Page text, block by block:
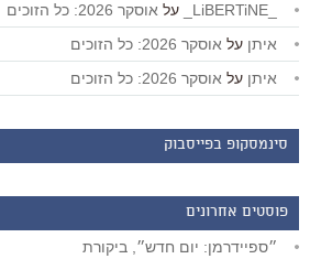
על אוסקר 2026: כל הזוכים
איתן על אוסקר 2026: כל הזוכים
איתן על אוסקר 2026: כל הזוכים
סינמסקופ בפייסבוק
פוסטים אחרונים
״ספיידרמן: יום חדש״, ביקורת